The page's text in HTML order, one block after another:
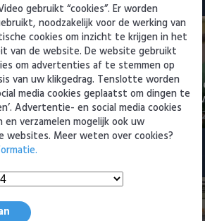
Cambuur-
en El Arguioui
PSV
ervaren
6 augustus
Eredivisie
gebruikt “cookies”. Er worden
noodzakelijk voor de werking van
cookies om inzicht te krijgen in het
van de website. De website gebruikt
om advertenties af te stemmen op
van uw klikgedrag. Tenslotte worden
media cookies geplaatst om dingen te
Advertentie- en social media cookies
verzamelen mogelijk ook uw
websites. Meer weten over cookies?